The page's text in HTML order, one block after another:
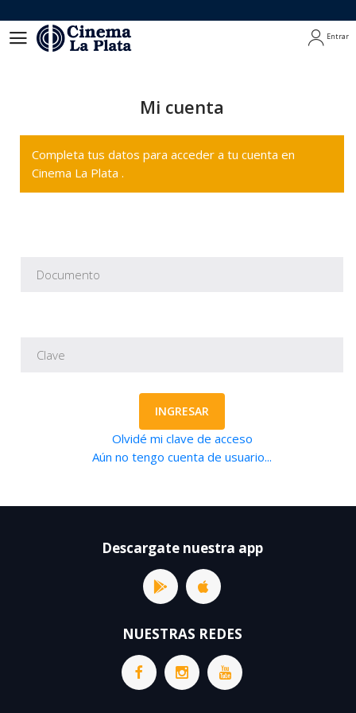
Entrar
Mi cuenta
Completa tus datos para acceder a tu cuenta en
Cinema La Plata .
INGRESAR
Olvidé mi clave de acceso
Aún no tengo cuenta de usuario...
Descargate nuestra app
NUESTRAS REDES